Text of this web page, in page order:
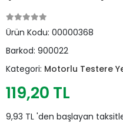
Ürün Kodu: 00000368
Barkod: 900022
Kategori: Motorlu Testere
119,20 TL
9,93 TL 'den başlayan